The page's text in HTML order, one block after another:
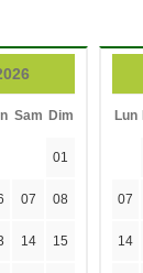
Sam Dim
01
07 08
14 15
Lun
07
14